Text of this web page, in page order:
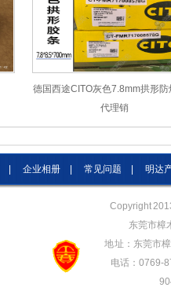
德国西途CITO灰色7.8mm拱形防
代理销
企业相册 常见问题 明达
Copyright
东莞市樟
地 址：东莞市
电话：0769-